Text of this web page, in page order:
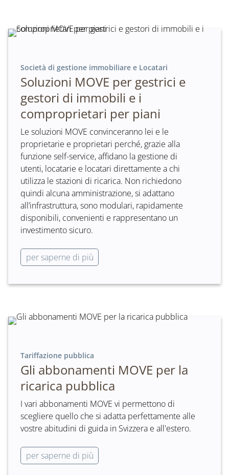
Società di gestione immobiliare e Locatari
Soluzioni MOVE per gestrici e
gestori di immobili e i
comproprietari per piani
Le soluzioni MOVE convinceranno lei e le
proprietarie e proprietari perché, grazie alla
funzione self-service, affidano la gestione di
utenti, locatarie e locatari direttamente a chi
utilizza le stazioni di ricarica. Non richiedono
quindi alcuna amministrazione, si adattano
all’infrastruttura, sono modulari, rapidamente
disponibili, convenienti e rappresentano un
investimento sicuro.
per saperne di più
Tariffazione pubblica
Gli abbonamenti MOVE per la
ricarica pubblica
I vari abbonamenti MOVE vi permettono di
scegliere quello che si adatta perfettamente alle
vostre abitudini di guida in Svizzera e all'estero.
per saperne di più